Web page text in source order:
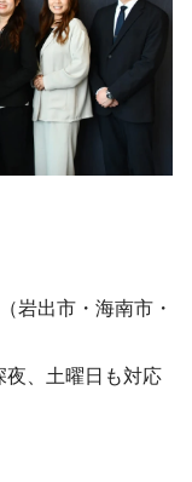
岩出市・海南市・
、土曜日も対応